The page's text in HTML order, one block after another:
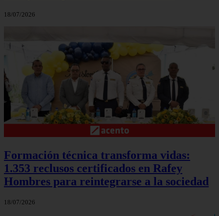
18/07/2026
Formación técnica transforma vidas:
1.353 reclusos certificados en Rafey
Hombres para reintegrarse a la sociedad
18/07/2026